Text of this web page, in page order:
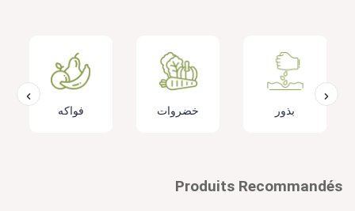
فواكه خضروات بذور
Produits Recommandés